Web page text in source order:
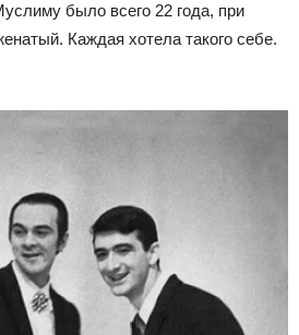
было всего 22 года, при
Каждая хотела такого себе.